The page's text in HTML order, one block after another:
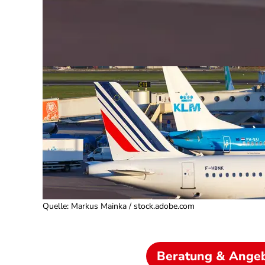
Quelle: Markus Mainka / stock.adobe.com
Beratung &